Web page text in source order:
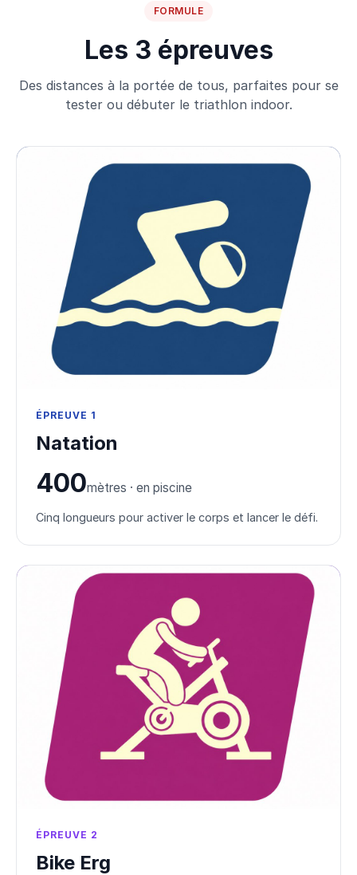
FORMULE
Les 3 épreuves
Des distances à la portée de tous, parfaites pour se
tester ou débuter le triathlon indoor.
ÉPREUVE 1
Natation
400mètres · en piscine
Cinq longueurs pour activer le corps et lancer le défi.
ÉPREUVE 2
Bike Erg